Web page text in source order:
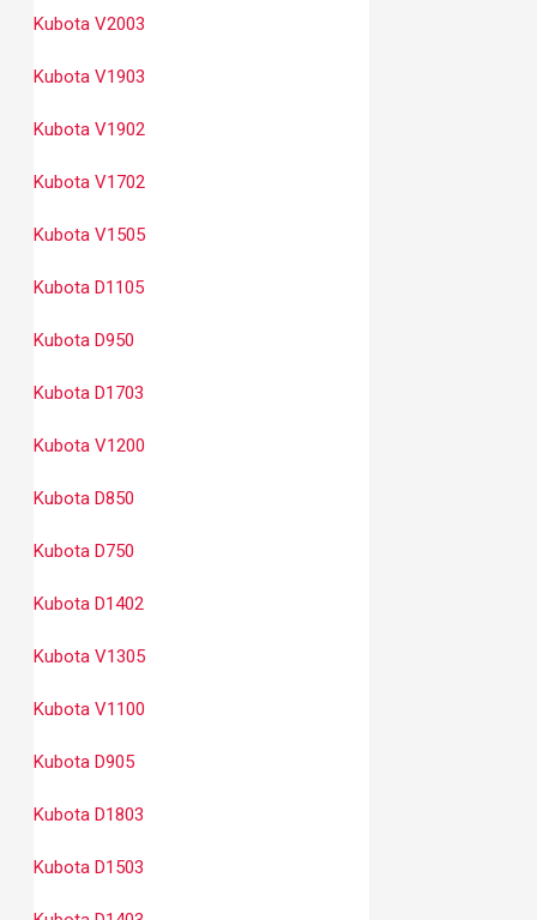
Kubota V2003
Kubota V1903
Kubota V1902
Kubota V1702
Kubota V1505
Kubota D1105
Kubota D950
Kubota D1703
Kubota V1200
Kubota D850
Kubota D750
Kubota D1402
Kubota V1305
Kubota V1100
Kubota D905
Kubota D1803
Kubota D1503